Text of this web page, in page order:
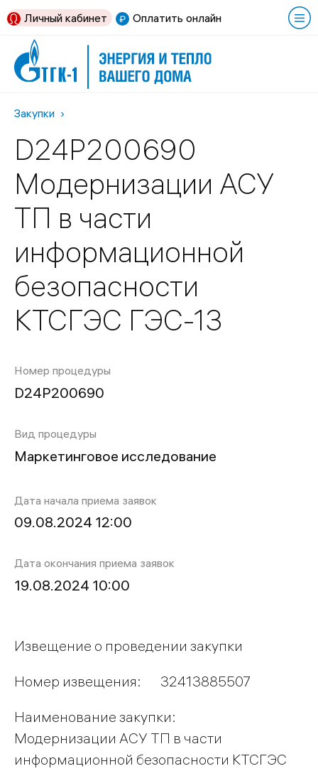
Оплатить онлайн
Личный кабинет
Закупки
D24P200690
Модернизации АСУ
ТП в части
информационной
безопасности
КТСГЭС ГЭС-13
Номер процедуры
D24P200690
Вид процедуры
Маркетинговое исследование
Дата начала приема заявок
09.08.2024 12:00
Дата окончания приема заявок
19.08.2024 10:00
Извещение о проведении закупки
Номер извещения: 32413885507
Наименование закупки:
Модернизации АСУ ТП в части
информационной безопасности КТСГЭС